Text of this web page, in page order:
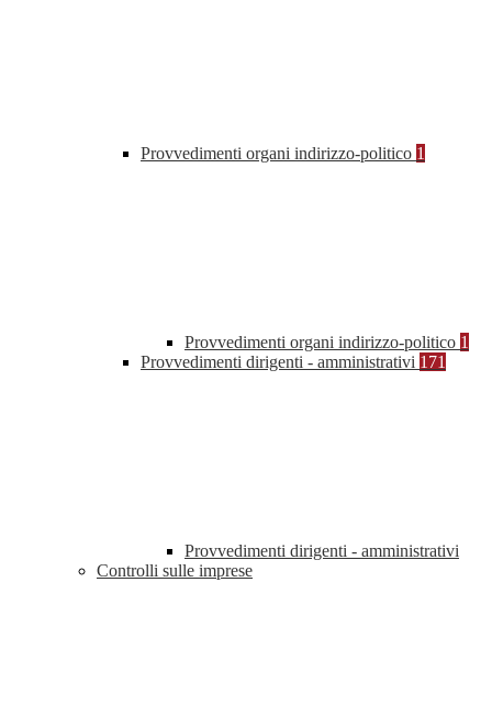
Provvedimenti organi indirizzo-politico 1
Provvedimenti organi indirizzo-politico 1
Provvedimenti dirigenti - amministrativi 171
Provvedimenti dirigenti - amministrativi
Controlli sulle imprese